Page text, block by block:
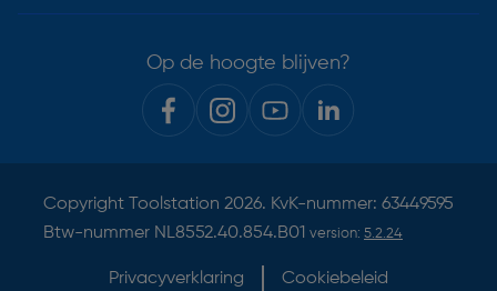
Op de hoogte blijven?
Copyright Toolstation 2026. KvK-nummer: 63449595
Btw-nummer NL8552.40.854.B01 version: 5.2.24
Privacyverklaring Cookiebeleid